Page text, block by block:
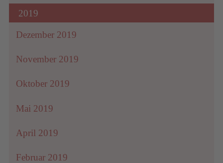
2019
Dezember 2019
November 2019
Oktober 2019
Mai 2019
April 2019
Februar 2019